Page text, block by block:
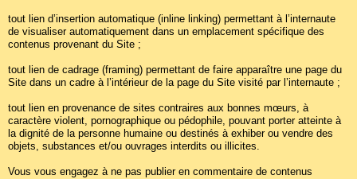
tout lien d’insertion automatique (inline linking) permettant à l’internaute
de visualiser automatiquement dans un emplacement spécifique des
contenus provenant du Site ;
tout lien de cadrage (framing) permettant de faire apparaître une page du
Site dans un cadre à l’intérieur de la page du Site visité par l’internaute ;
tout lien en provenance de sites contraires aux bonnes mœurs, à
caractère violent, pornographique ou pédophile, pouvant porter atteinte à
la dignité de la personne humaine ou destinés à exhiber ou vendre des
objets, substances et/ou ouvrages interdits ou illicites.
Vous vous engagez à ne pas publier en commentaire de contenus